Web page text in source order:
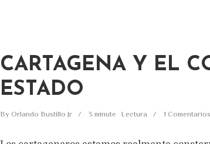
CARTAGENA Y EL
ESTADO
By Orlando Bustillo Jr 3 minute Lectura 1 Comentarios